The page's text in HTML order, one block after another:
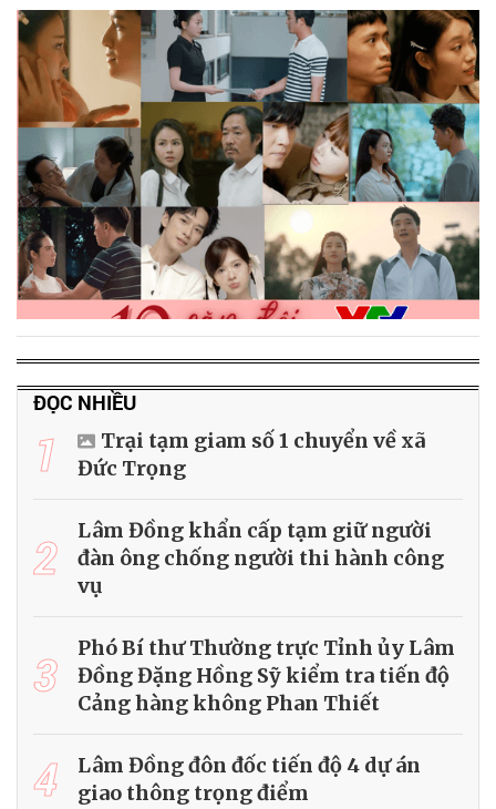
ĐỌC NHIỀU
1
Trại tạm giam số 1 chuyển về xã
Đức Trọng
2
Lâm Đồng khẩn cấp tạm giữ người
đàn ông chống người thi hành công
vụ
3
Phó Bí thư Thường trực Tỉnh ủy Lâm
Đồng Đặng Hồng Sỹ kiểm tra tiến độ
Cảng hàng không Phan Thiết
4
Lâm Đồng đôn đốc tiến độ 4 dự án
giao thông trọng điểm